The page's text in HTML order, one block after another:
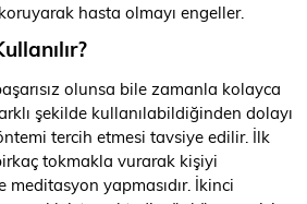
koruyarak hasta olmayı engeller.
olunsa bile zamanla kolayca
şekilde kullanılabildiğinden dolayı
tercih etmesi tavsiye edilir. İlk
tokmakla vurarak kişiyi
yapmasıdır. İkinci